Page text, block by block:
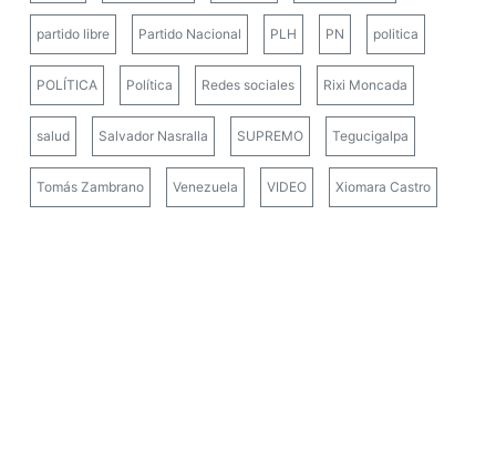
partido libre Partido Nacional PLH PN politica
POLÍTICA Política Redes sociales Rixi Moncada
salud Salvador Nasralla SUPREMO Tegucigalpa
Tomás Zambrano Venezuela VIDEO Xiomara Castro